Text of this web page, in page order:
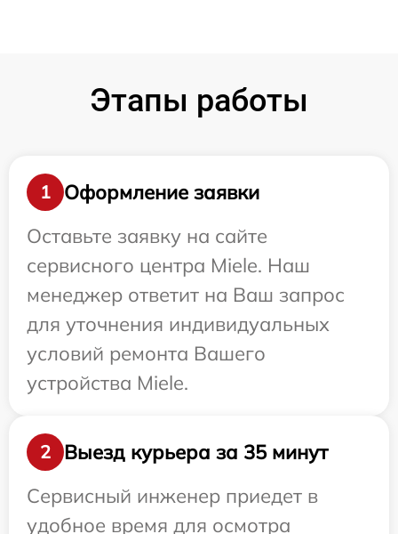
Этапы работы
1
Оформление заявки
Оставьте заявку на сайте
сервисного центра Miele. Наш
менеджер ответит на Ваш запрос
для уточнения индивидуальных
условий ремонта Вашего
устройства Miele.
2
Выезд курьера за 35 минут
Сервисный инженер приедет в
удобное время для осмотра